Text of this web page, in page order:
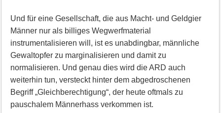
Und für eine Gesellschaft, die aus Macht- und Geldgier
Männer nur als billiges Wegwerfmaterial
instrumentalisieren will, ist es unabdingbar, männliche
Gewaltopfer zu marginalisieren und damit zu
normalisieren. Und genau dies wird die ARD auch
weiterhin tun, versteckt hinter dem abgedroschenen
Begriff „Gleichberechtigung“, der heute oftmals zu
pauschalem Männerhass verkommen ist.